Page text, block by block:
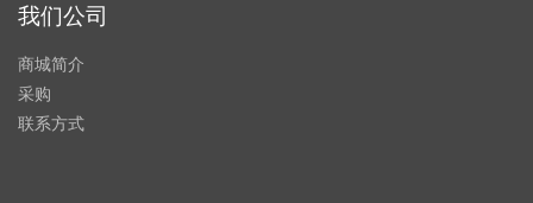
我们公司
商城简介
采购
联系方式